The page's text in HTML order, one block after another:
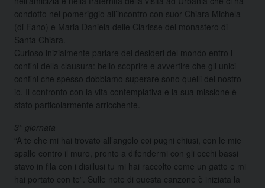
condotto nel pomeriggio all’incontro con suor Chiara Michela
(di Fano) e Maria Daniela delle Clarisse del monastero di
Santa Chiara.
Curioso inizialmente parlare dei desideri del mondo entro i
confini della clausura: bello scoprire e avvertire che gli unici
confini che spesso dobbiamo superare sono quelli del nostro
io. Il confronto con la vita contemplativa e la sua missione è
stato particolarmente arricchente.
3° giornata
“A te che mi hai trovato all’angolo coi pugni chiusi, con le mie
spalle contro il muro, pronto a difendermi con gli occhi bassi
stavo in fila con i disillusi tu mi hai raccolto come un gatto e mi
hai portato con te”. Sulle note di questa canzone è iniziata la